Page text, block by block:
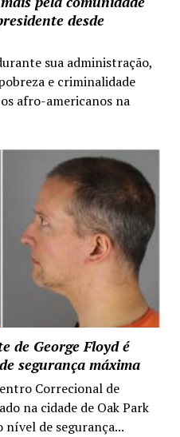
desde
sua administração,
e criminalidade
afro-americanos na
de George Floyd é
segurança máxima
Correcional de
na cidade de Oak Park
nível de segurança...